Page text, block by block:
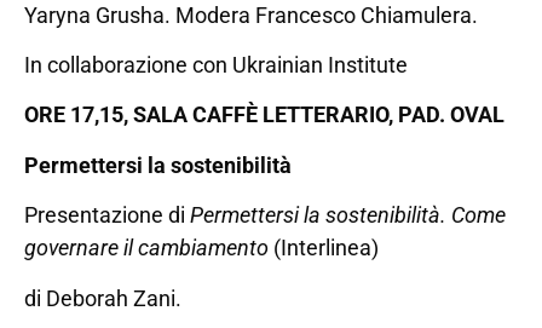
Yaryna Grusha. Modera Francesco Chiamulera.
In collaborazione con Ukrainian Institute
ORE 17,15, SALA CAFFÈ LETTERARIO, PAD. OVAL
Permettersi la sostenibilità
Presentazione di Permettersi la sostenibilità. Come
governare il cambiamento (Interlinea)
di Deborah Zani.